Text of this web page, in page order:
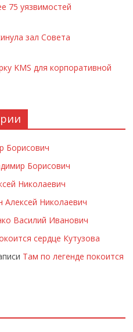
75 уязвимостей
зал Совета
KMS для корпоративной
Борисович
Борисович
Николаевич
Алексей Николаевич
Василий Иванович
сердце Кутузова
Там по легенде покоится